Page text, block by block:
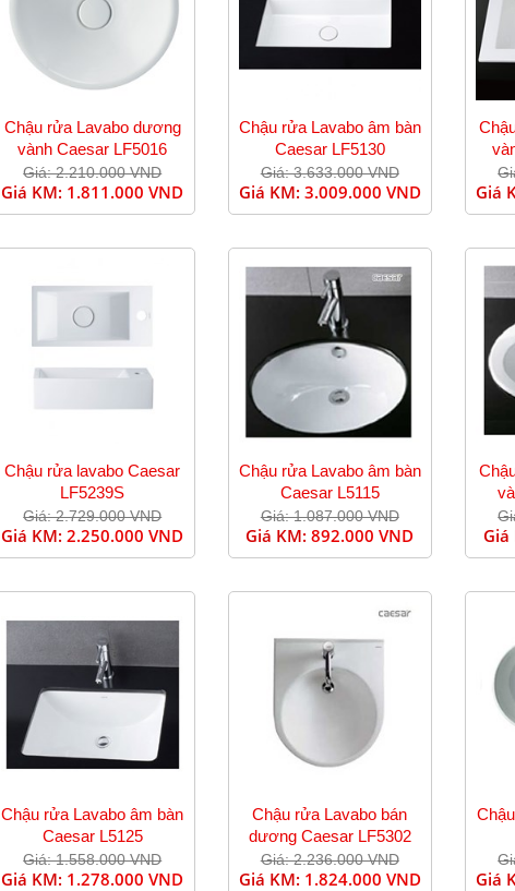
Chậu rửa Lavabo dương
vành Caesar LF5016
Giá: 2.210.000 VND
Giá KM: 1.811.000 VND
Chậu rửa Lavabo âm bàn
Caesar LF5130
Giá: 3.633.000 VND
Giá KM: 3.009.000 VND Giá
Chậu rửa lavabo Caesar
LF5239S
Giá: 2.729.000 VND
Giá KM:2.250.000 VND
Chậu rửa Lavabo âm bàn
Caesar L5115
Giá: 1.087.000 VND
Giá KM:892.000 VND Giá
Chậu rửa Lavabo âm bàn
Caesar L5125
Giá: 1.558.000 VND
Giá KM: 1.278.000 VND
Chậu rửa Lavabo bán
dương Caesar LF5302
Giá: 2.236.000 VND
Giá KM: 1.824.000 VND Giá